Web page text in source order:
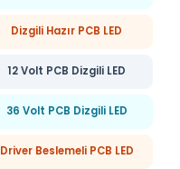
Dizgili Hazır PCB LED
12 Volt PCB Dizgili LED
36 Volt PCB Dizgili LED
Driver Beslemeli PCB LED